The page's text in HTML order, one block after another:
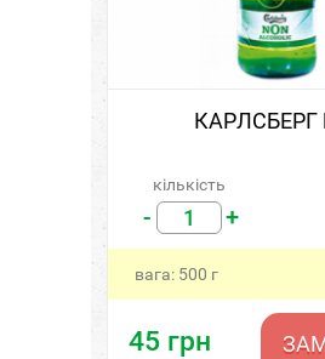
КАРЛСБЕРГ
кількість
- +
вага: 500 г
45 грн